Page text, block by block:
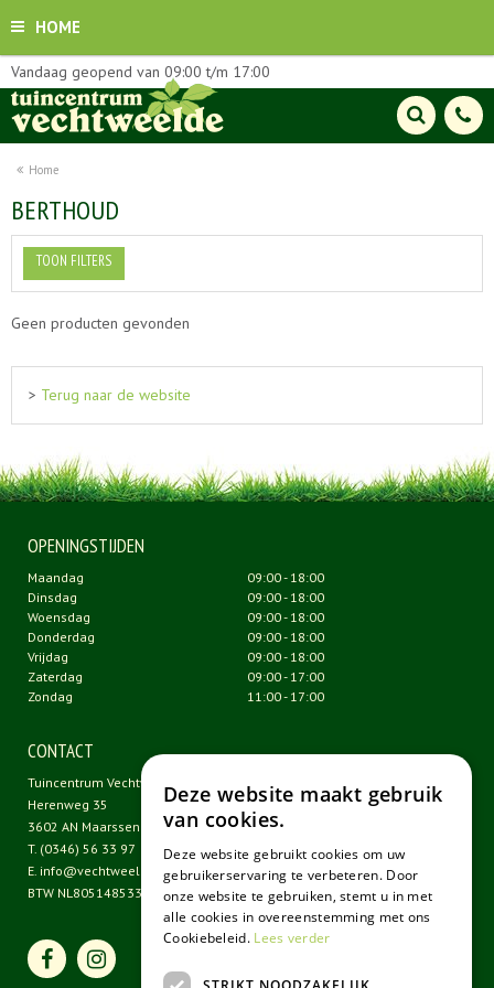
HOME
Home
Vandaag geopend van 09:00 t/m 17:00
BERTHOUD
TOON FILTERS
Geen producten gevonden
> Terug naar de website
OPENINGSTIJDEN
Maandag
09:00 - 18:00
Dinsdag
09:00 - 18:00
Woensdag
09:00 - 18:00
Donderdag
09:00 - 18:00
Vrijdag
09:00 - 18:00
Zaterdag
09:00 - 17:00
Zondag
11:00 - 17:00
CONTACT
Tuincentrum Vechtweelde
Herenweg 35
3602 AN Maarssen
T. (0346) 56 33 97
E. info@vechtweelde.nl
BTW NL805148533B01
Deze website maakt gebruik
van cookies.
Deze website gebruikt cookies om uw
gebruikerservaring te verbeteren. Door
onze website te gebruiken, stemt u in met
alle cookies in overeenstemming met ons
Cookiebeleid. Lees verder